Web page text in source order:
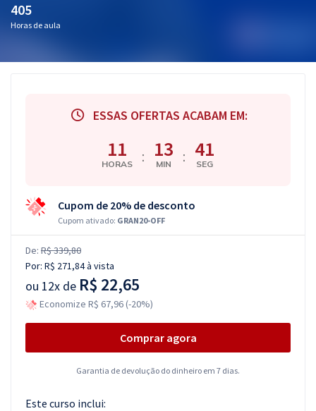
405
Horas de aula
ESSAS OFERTAS ACABAM EM:
11
HORAS : 13
MIN : 41
SEG
Cupom de 20% de desconto
Cupom ativado: GRAN20-OFF
De: R$ 339,80
Por: R$ 271,84à vista
ou 12x de R$ 22,65
Economize R$ 67,96 (-20%)
Comprar agora
Garantia de devolução do dinheiro em 7 dias.
Este curso inclui: